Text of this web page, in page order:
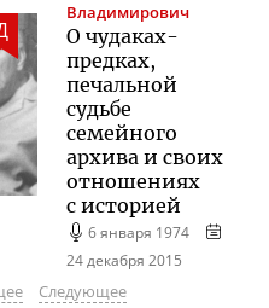
Владимирович
О чудаках-
предках,
печальной
судьбе
семейного
архива и своих
отношениях
с историей
6 января 1974
24 декабря 2015
Следующее